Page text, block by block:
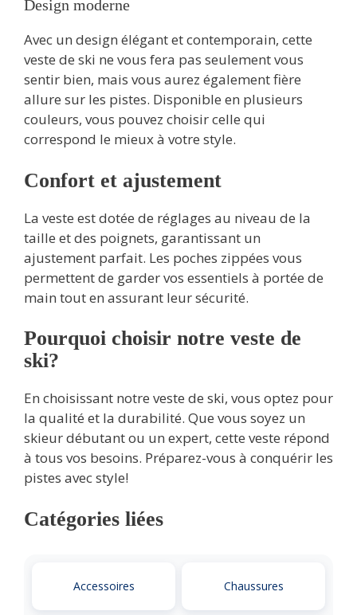
Design moderne
Avec un design élégant et contemporain, cette
veste de ski ne vous fera pas seulement vous
sentir bien, mais vous aurez également fière
allure sur les pistes. Disponible en plusieurs
couleurs, vous pouvez choisir celle qui
correspond le mieux à votre style.
Confort et ajustement
La veste est dotée de réglages au niveau de la
taille et des poignets, garantissant un
ajustement parfait. Les poches zippées vous
permettent de garder vos essentiels à portée de
main tout en assurant leur sécurité.
Pourquoi choisir notre veste de
ski?
En choisissant notre veste de ski, vous optez pour
la qualité et la durabilité. Que vous soyez un
skieur débutant ou un expert, cette veste répond
à tous vos besoins. Préparez-vous à conquérir les
pistes avec style!
Catégories liées
Accessoires Chaussures